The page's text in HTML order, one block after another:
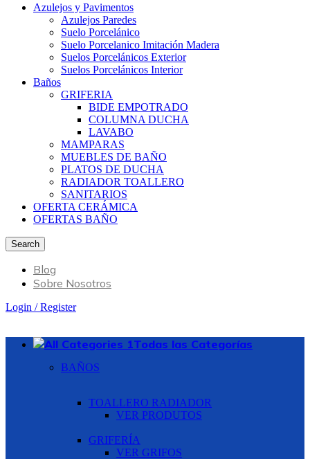
Azulejos y Pavimentos
Azulejos Paredes
Suelo Porcelánico
Suelo Porcelanico Imitación Madera
Suelos Porcelánicos Exterior
Suelos Porcelánicos Interior
Baños
GRIFERIA
BIDE EMPOTRADO
COLUMNA DUCHA
LAVABO
MAMPARAS
MUEBLES DE BAÑO
PLATOS DE DUCHA
RADIADOR TOALLERO
SANITARIOS
OFERTA CERÁMICA
OFERTAS BAÑO
Search
Blog
Sobre Nosotros
Login / Register
Todas las Categorías
BAÑOS
TOALLERO RADIADOR
VER PRODUTOS
GRIFERÍA
VER GRIFOS